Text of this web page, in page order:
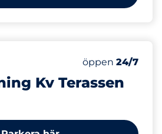
Kv Terassen
Antal
Totalt antal
Electric Car
Fredag
öppen 24/7